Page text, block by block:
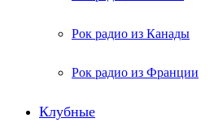
Рок радио из Канады
Рок радио из Франции
Клубные